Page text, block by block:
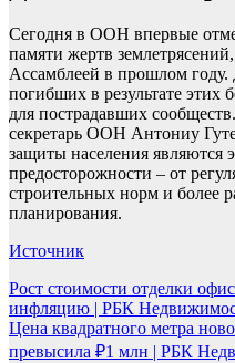
Сегодня в ООН впервые
памяти жертв
Ассамблеей в прошлом году.
погибших в результате этих
для пострадавших
секретарь ООН Антониу
защиты населения являются
предосторожности – от
строительных норм и более
планирования.
Источник
Навигация
по
записям
Рост стоимости отделки
инфляцию | РБК
Цена квадратного метра
превысила ₽1 млн | РБК